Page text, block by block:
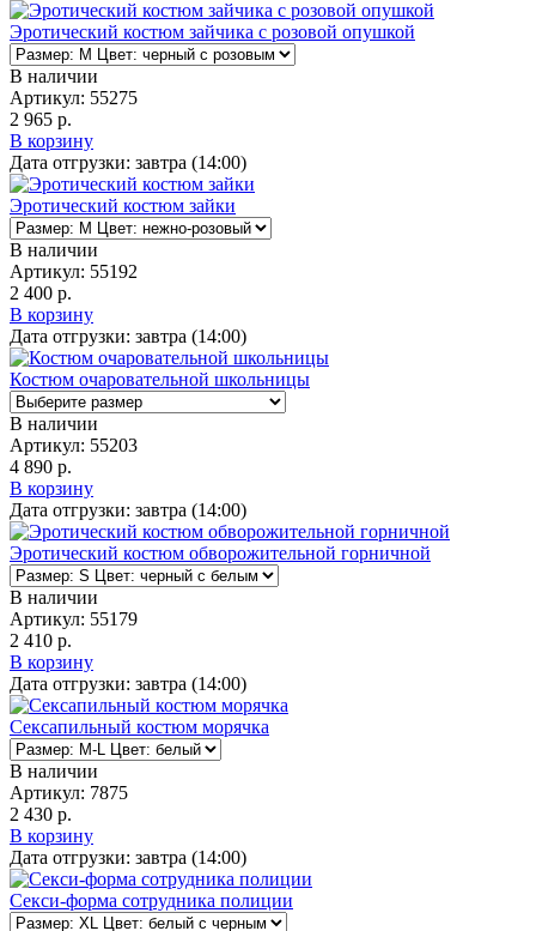
Эротический костюм зайчика с розовой опушкой
В наличии
Артикул: 55275
2 965 р.
В корзину
Дата отгрузки: завтра (14:00)
Эротический костюм зайки
В наличии
Артикул: 55192
2 400 р.
В корзину
Дата отгрузки: завтра (14:00)
Костюм очаровательной школьницы
В наличии
Артикул: 55203
4 890 р.
В корзину
Дата отгрузки: завтра (14:00)
Эротический костюм обворожительной горничной
В наличии
Артикул: 55179
2 410 р.
В корзину
Дата отгрузки: завтра (14:00)
Сексапильный костюм морячка
В наличии
Артикул: 7875
2 430 р.
В корзину
Дата отгрузки: завтра (14:00)
Секси-форма сотрудника полиции